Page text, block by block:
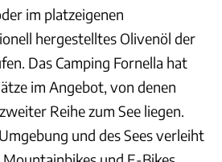
im platzeigenen
hergestelltes Olivenöl der
Das Camping Fornella hat
im Angebot, von denen
Reihe zum See liegen.
und des Sees verleiht